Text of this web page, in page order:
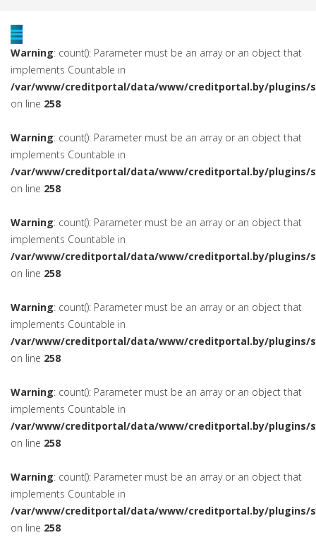
Warning: count(): Parameter must be an array or an object that
implements Countable in
/var/www/creditportal/data/www/creditportal.by/plugins/
on line 258
Warning: count(): Parameter must be an array or an object that
implements Countable in
/var/www/creditportal/data/www/creditportal.by/plugins/
on line 258
Warning: count(): Parameter must be an array or an object that
implements Countable in
/var/www/creditportal/data/www/creditportal.by/plugins/
on line 258
Warning: count(): Parameter must be an array or an object that
implements Countable in
/var/www/creditportal/data/www/creditportal.by/plugins/
on line 258
Warning: count(): Parameter must be an array or an object that
implements Countable in
/var/www/creditportal/data/www/creditportal.by/plugins/
on line 258
Warning: count(): Parameter must be an array or an object that
implements Countable in
/var/www/creditportal/data/www/creditportal.by/plugins/
on line 258